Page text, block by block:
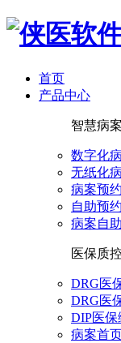
首页
产品中心
智慧病案
数字化
无纸化
病案预
自助预
病案自
医保质
DRG医
DRG医
DIP医
病案首